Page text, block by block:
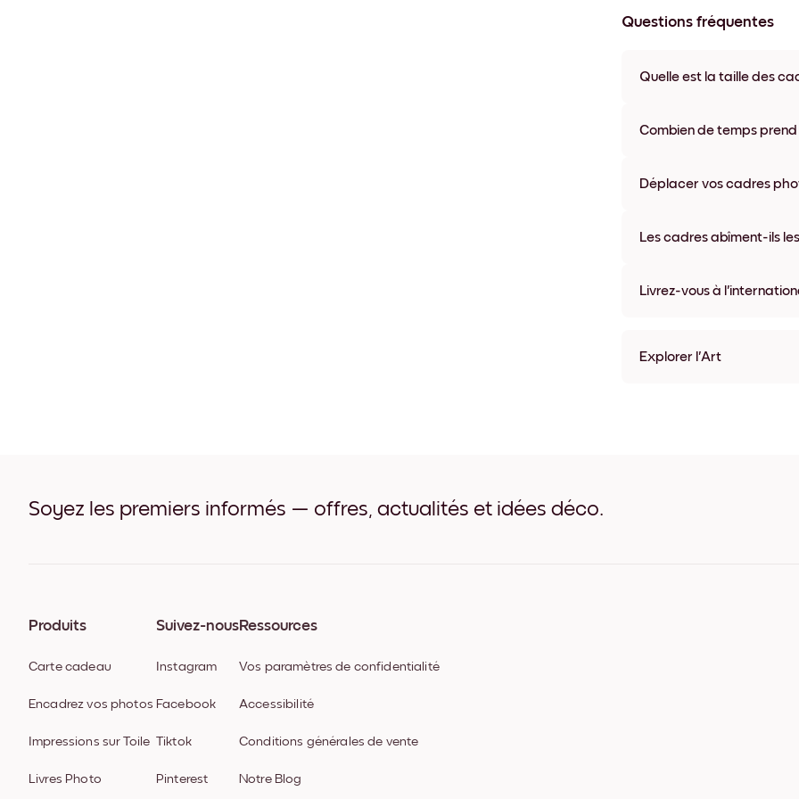
Questions fréquentes
Quelle est la taille des
coloris disponibles, y compris
Combien de temps prend
semaine. Livraison express
Déplacer vos cadres
abîmer vos murs.
Les cadres abîment-ils
Livrez-vous à
Explorer l'Art
Soyez les premiers informés — offres, actualités et idées déco.
Produits
Carte cadeau
Encadrez vos photos
Impressions sur Toile
Livres Photo
Suivez-nous
Instagram
Facebook
Tiktok
Pinterest
Ressources
Vos paramètres de confidentialité
Accessibilité
Conditions générales de vente
Notre Blog